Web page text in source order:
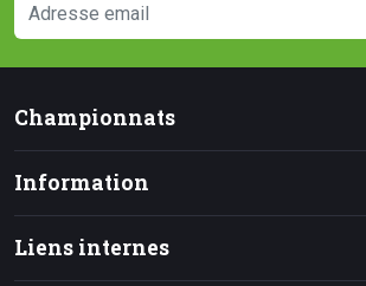
Championnats
Information
Liens internes